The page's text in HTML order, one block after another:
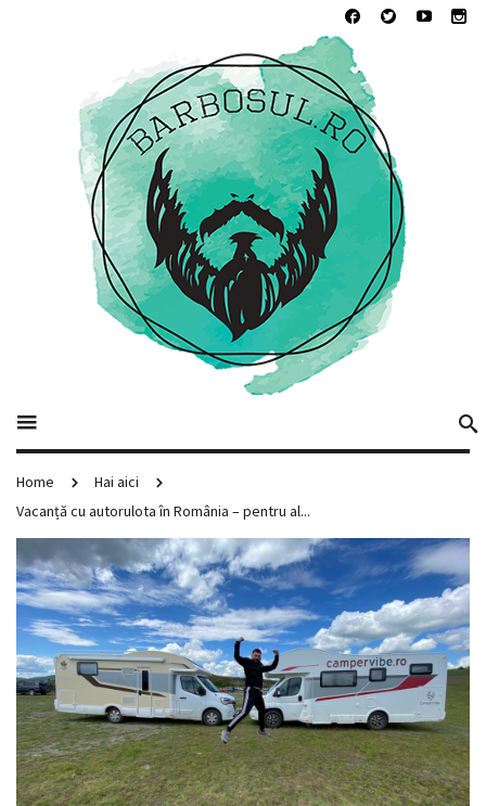
Home
Hai aici
Vacanță cu autorulota în România – pentru al...